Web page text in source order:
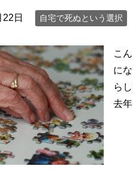
日 自宅で死ぬという選択
こ
に
ら
去